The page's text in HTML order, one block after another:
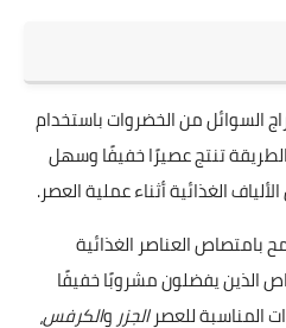
السوائل من الخضروات باستخدام
تنتج عصيرًا خفيفًا وسهل
الغذائية أثناء عملية العصر.
بامتصاص العناصر الغذائية
الذين يفضلون مشروبًا خفيفًا
المناسبة للعصرالجزروالكرفس،